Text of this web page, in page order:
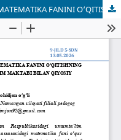
GOSPITAL TA’LIM MAKTABLARIDA MATEMATIKA FANINI O‘QITISHNING O‘ZIGA XOS XUSUSIYATLARI: UMUMTA’LIM MAKTABI BILAN QIYOSIY TAHLIL